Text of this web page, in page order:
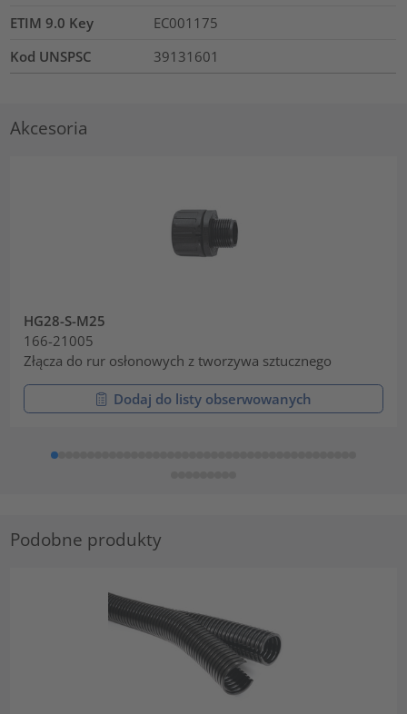
ETIM 9.0 Key
EC001175
Kod UNSPSC
39131601
Akcesoria
HG28-S-M25
166-21005
Złącza do rur osłonowych z tworzywa sztucznego
Dodaj do listy obserwowanych
Podobne produkty